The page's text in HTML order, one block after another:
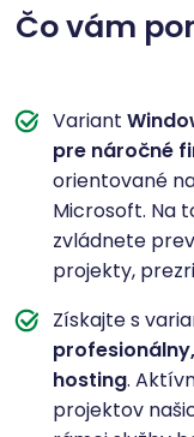
Čo vám
Variant
pre náročné
orientované
Microsoft. Na
zvládnete
projekty,
Získajte s
hosting.
projektov